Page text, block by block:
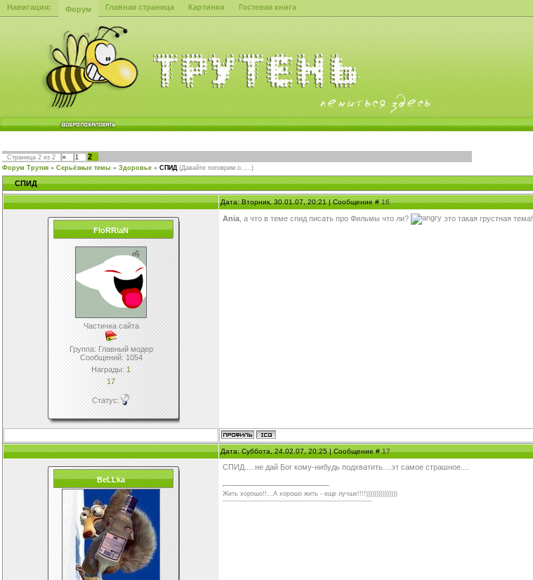
Навигация: Форум Главная страница Картинки Гостевая книга
Страница 2 из 2 « 1 2
Форум Трутня » Серьёзные темы » Здоровье » СПИД (Давайте поговрим о.....)
СПИД
Дата: Вторник, 30.01.07, 20:21 | Сообщение #16
FloRRiaN
Частичка сайта
Группа: Главный модер
Сообщений:1054
Награды:1
17
Статус:
Ania , а что в теме спид писать про Фильмы что ли? это такая грустная тема!
Дата: Суббота, 24.02.07, 20:25 | Сообщение #17
BeLLka
СПИД.....не дай Бог кому-нибудь подхватить....эт самое страшное....
Жить хорошо!!...А хорошо жить - еще лучше!!!!)))))))))))))))
-----------------------------------------------------------------------